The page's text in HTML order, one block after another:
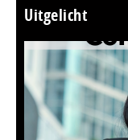
Uitgelicht